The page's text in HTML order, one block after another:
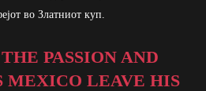
во Златниот куп.
PASSION AND
MEXICO LEAVE HIS